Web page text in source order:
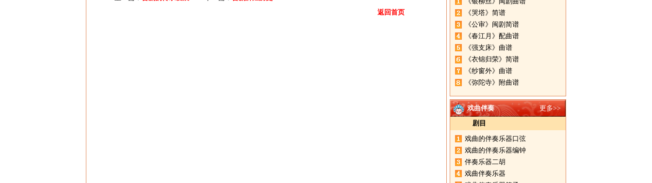
返回首页
《哭塔》简谱
《公审》闽剧简谱
《春江月》配曲谱
《强支床》曲谱
《衣锦归荣》简谱
《纱窗外》曲谱
《弥陀寺》附曲谱
更多>>
戏曲伴奏
剧目
戏曲的伴奏乐器口弦
戏曲的伴奏乐器编钟
伴奏乐器二胡
戏曲伴奏乐器